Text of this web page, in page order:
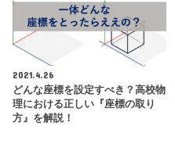
2021.4.26
どんな座標を設定すべき？高校物
理における正しい『座標の取り
方』を解説！